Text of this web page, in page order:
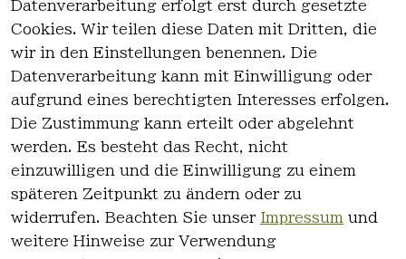
Datenverarbeitung erfolgt erst durch gesetzte
Cookies. Wir teilen diese Daten mit Dritten, die
wir in den Einstellungen benennen. Die
Datenverarbeitung kann mit Einwilligung oder
aufgrund eines berechtigten Interesses erfolgen.
Die Zustimmung kann erteilt oder abgelehnt
werden. Es besteht das Recht, nicht
einzuwilligen und die Einwilligung zu einem
späteren Zeitpunkt zu ändern oder zu
widerrufen. Beachten Sie unser Impressum und
weitere Hinweise zur Verwendung
es
AGB
Datenschutz
Widerrufsre
cht
Kontakt
Kontakt
Registrieren